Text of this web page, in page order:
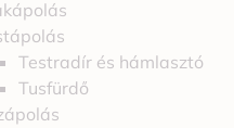
Testradír és hámlasztó
Tusfürdő